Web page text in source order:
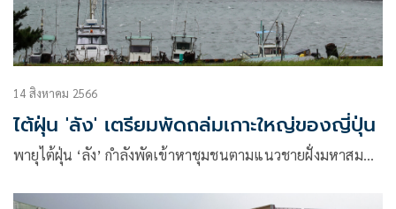
14 สิงหาคม 2566
ไต้ฝุ่น 'ลัง' เตรียมพัดถล่มเกาะใหญ่ของญี่ปุ่น
พายุไต้ฝุ่น ‘ลัง’ กำลังพัดเข้าหาชุมชนตามแนวชายฝั่งมหาสม…